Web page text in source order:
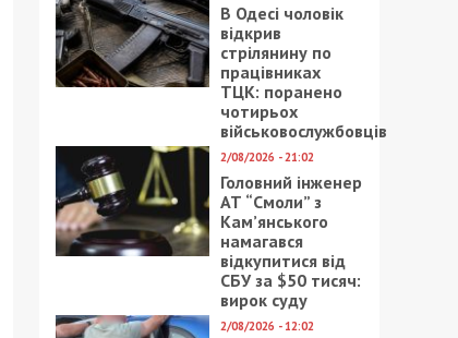
В Одесі чоловік
відкрив
стрілянину по
працівниках
ТЦК: поранено
чотирьох
військовослужбовців
2/08/2026 - 21:02
Головний інженер
АТ “Смоли” з
Кам’янського
намагався
відкупитися від
СБУ за $50 тисяч:
вирок суду
2/08/2026 - 12:02